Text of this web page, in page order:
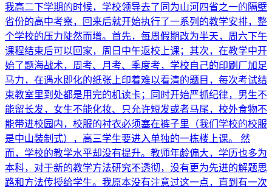
我高二下学期的时候，学校领导去了同为山河四省之一的隔壁
省份的高中考察，回来后就开始执行了一系列的教学安排，整
个学校的压力陡然而增。首先，每周假期改为半天，周六下午
课程结束后可以回家，周日中午返校上课；其次，在教学中开
始了题海战术，周考、月考、季度考，学校自己的印刷厂加足
马力，在遇水即化的纸张上印着难以看清的题目，每次考试结
束教室里到处都是用完的机读卡；同时开始严抓纪律，男生不
能留长发，女生不能化妆、只允许短发或者马尾，校外食物不
能带进校园内，校服的衬衣必须塞在裤子里（我们学校的校服
是中山装制式），高三学生要进入单独的一栋楼上课。 然
而，学校的教学水平却没有提升。教师年龄偏大，学历也多为
本科，对于新的教学方法研究不透彻，没有更为先进的解题思
路和方法传授给学生。我原本没有注意过这一点，直到有一次